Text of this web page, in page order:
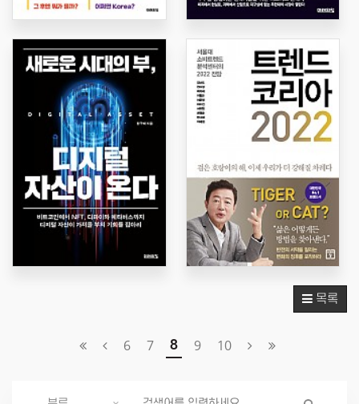
목록
6 7 8 9 10